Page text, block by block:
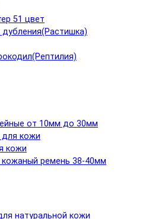
51 цвет
от 10мм до 30мм
для кожи
кожи
ремень 38-40мм
натуральной кожи